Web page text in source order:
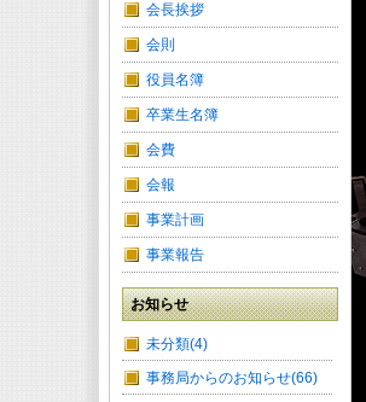
会長挨拶
会則
役員名簿
卒業生名簿
会費
会報
事業計画
事業報告
お知らせ
未分類(4)
事務局からのお知らせ(66)